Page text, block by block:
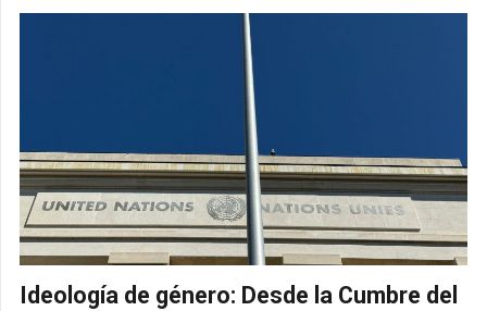
Ideología de género: Desde la Cumbre del